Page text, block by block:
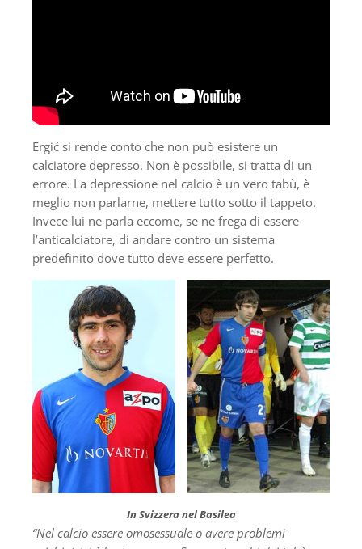
Ergić si rende conto che non può esistere un
calciatore depresso. Non è possibile, si tratta di un
errore. La depressione nel calcio è un vero tabù, è
meglio non parlarne, mettere tutto sotto il tappeto.
Invece lui ne parla eccome, se ne frega di essere
l’anticalciatore, di andare contro un sistema
predefinito dove tutto deve essere perfetto.
In Svizzera nel Basilea
“Nel calcio essere omosessuale o avere problemi